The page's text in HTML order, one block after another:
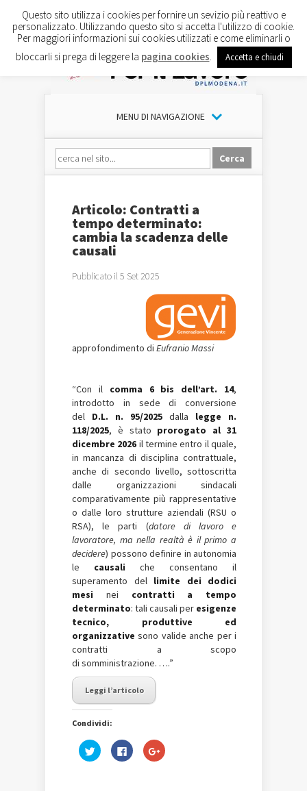
MENU DI NAVIGAZIONE
Articolo: Contratti a
tempo determinato:
cambia la scadenza delle
causali
Pubblicato il 5 Set 2025
approfondimento di Eufranio Massi
“Con il comma 6 bis dell’art. 14,
introdotto in sede di conversione
del D.L. n. 95/2025 dalla legge n.
118/2025, è stato prorogato al 31
dicembre 2026 il termine entro il quale,
in mancanza di disciplina contrattuale,
anche di secondo livello, sottoscritta
dalle organizzazioni sindacali
comparativamente più rappresentative
o dalle loro strutture aziendali (RSU o
RSA), le parti (datore di lavoro e
lavoratore, ma nella realtà è il primo a
decidere) possono definire in autonomia
le causali che consentano il
superamento del limite dei dodici
mesi nei contratti a tempo
determinato: tali causali per esigenze
tecnico, produttive ed
organizzative sono valide anche per i
contratti a scopo
di somministrazione. ….”
Leggi l’articolo
Condividi:
Fai
clic
Fai
clic
Fai
clic
Questo sito utilizza i cookies per fornire un sevizio più reattivo e
personalizzato. Utilizzando questo sito si accetta l'utilizzo di cookie.
Per maggiori informazioni sui cookies utilizzati e come eliminarli o
bloccarli si prega di leggere la pagina cookies Accetta e chiudi